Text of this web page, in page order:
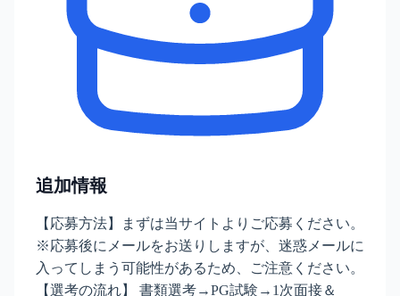
追加情報
【応募方法】まずは当サイトよりご応募ください。
※応募後にメールをお送りしますが、迷惑メールに
入ってしまう可能性があるため、ご注意ください。
【選考の流れ】 書類選考→PG試験→1次面接＆